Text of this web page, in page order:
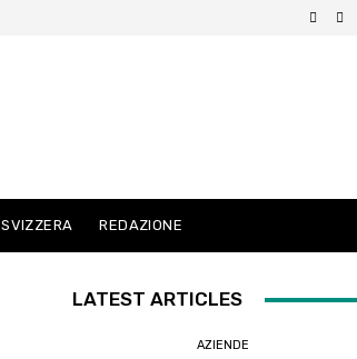
SVIZZERA REDAZIONE
LATEST ARTICLES
AZIENDE